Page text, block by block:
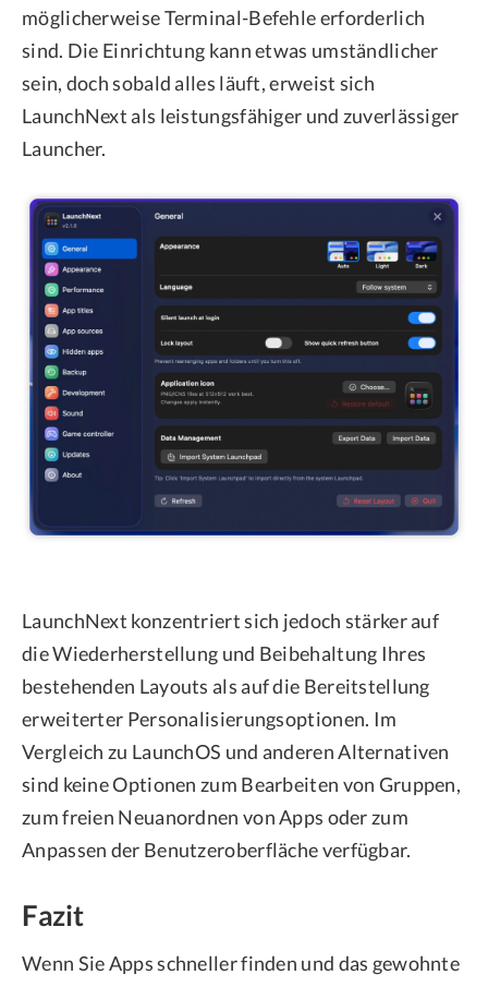
möglicherweise Terminal-Befehle erforderlich
sind. Die Einrichtung kann etwas umständlicher
sein, doch sobald alles läuft, erweist sich
LaunchNext als leistungsfähiger und zuverlässiger
Launcher.
LaunchNext konzentriert sich jedoch stärker auf
die Wiederherstellung und Beibehaltung Ihres
bestehenden Layouts als auf die Bereitstellung
erweiterter Personalisierungsoptionen. Im
Vergleich zu LaunchOS und anderen Alternativen
sind keine Optionen zum Bearbeiten von Gruppen,
zum freien Neuanordnen von Apps oder zum
Anpassen der Benutzeroberfläche verfügbar.
Fazit
Wenn Sie Apps schneller finden und das gewohnte